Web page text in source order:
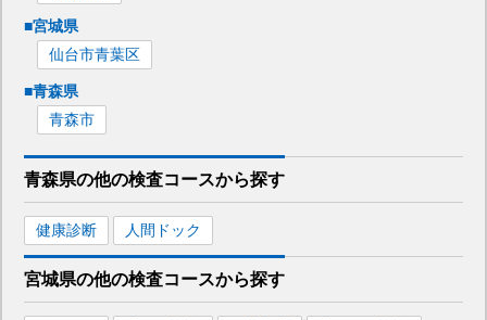
■宮城県
仙台市青葉区
■青森県
青森市
青森県の他の検査コースから探す
健康診断 人間ドック
宮城県の他の検査コースから探す